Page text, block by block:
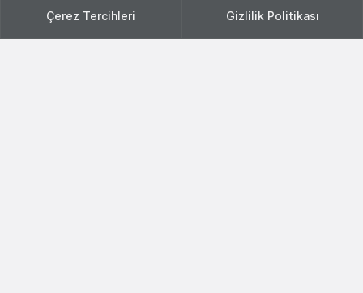
Çerez Tercihleri Gizlilik Politikası